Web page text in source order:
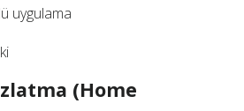
uygulama
(Home